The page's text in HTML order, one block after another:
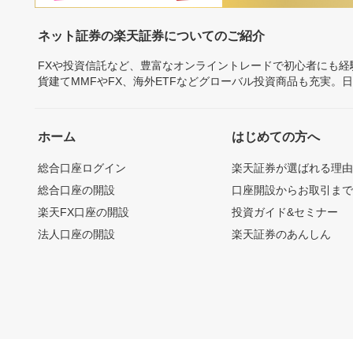
ネット証券の楽天証券についてのご紹介
FXや投資信託など、豊富なオンライントレードで初心者にも
貨建てMMFやFX、海外ETFなどグローバル投資商品も充実。
ホーム
総合口座ログイン
総合口座の開設
楽天FX口座の開設
法人口座の開設
はじめての方へ
楽天証券が選ばれる理由
口座開設からお取引ま
投資ガイド&セミナー
楽天証券のあんしん